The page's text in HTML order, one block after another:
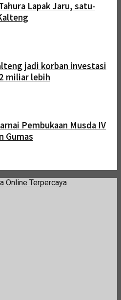
Lapak Jaru, satu-
jadi korban investasi
miliar lebih
Pembukaan Musda IV
Gumas